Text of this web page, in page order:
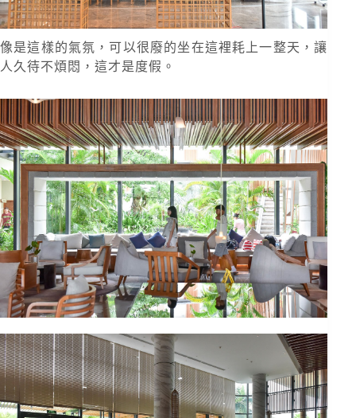
像是這樣的氣氛，可以很廢的坐在這裡耗上一整天，讓
人久待不煩悶，這才是度假。